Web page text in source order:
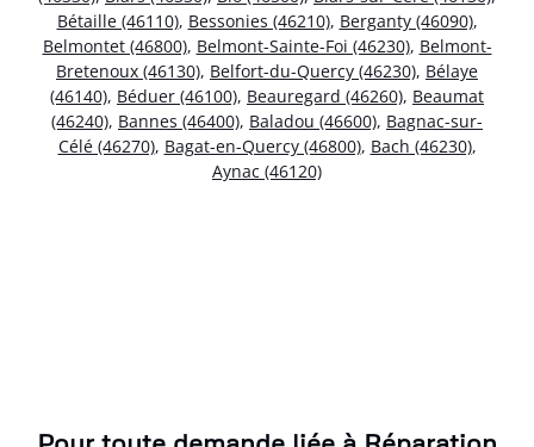
Bétaille (46110), Bessonies (46210), Berganty (46090),
Belmontet (46800), Belmont-Sainte-Foi (46230), Belmont-
Bretenoux (46130), Belfort-du-Quercy (46230), Bélaye
(46140), Béduer (46100), Beauregard (46260), Beaumat
(46240), Bannes (46400), Baladou (46600), Bagnac-sur-
Célé (46270), Bagat-en-Quercy (46800), Bach (46230),
Aynac (46120)